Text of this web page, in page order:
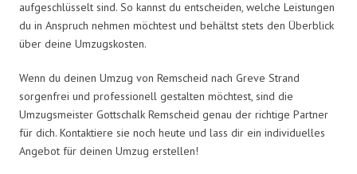
aufgeschlüsselt sind. So kannst du entscheiden, welche Leistungen
du in Anspruch nehmen möchtest und behältst stets den Überblick
über deine Umzugskosten.
Wenn du deinen Umzug von Remscheid nach Greve Strand
sorgenfrei und professionell gestalten möchtest, sind die
Umzugsmeister Gottschalk Remscheid genau der richtige Partner
für dich. Kontaktiere sie noch heute und lass dir ein individuelles
Angebot für deinen Umzug erstellen!